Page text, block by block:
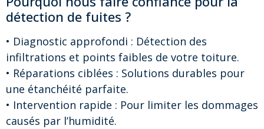
détection de fuites ?
• Diagnostic approfondi : Détection des
infiltrations et points faibles de votre toiture.
• Réparations ciblées : Solutions durables pour
une étanchéité parfaite.
• Intervention rapide : Pour limiter les dommages
causés par l’humidité.